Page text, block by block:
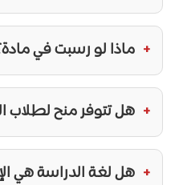
ماذا لو رسبت في
هل تتوفر منح لطلاب
هل لغة الدراسة هي